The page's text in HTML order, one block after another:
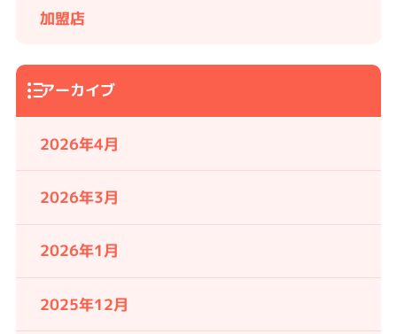
加盟店
アーカイブ
2026年4月
2026年3月
2026年1月
2025年12月